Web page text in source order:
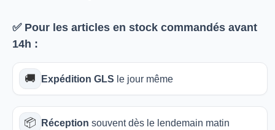
✅ Pour les articles en stock commandés avant
14h :
🚚 Expédition GLS le jour même
📦 Réception souvent dès le lendemain matin